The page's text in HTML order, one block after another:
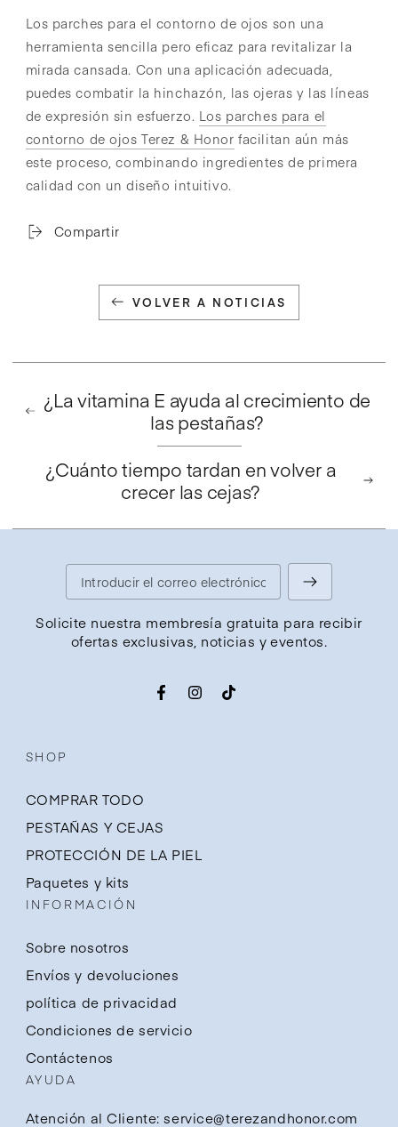
Los parches para el contorno de ojos son una
herramienta sencilla pero eficaz para revitalizar la
mirada cansada. Con una aplicación adecuada,
puedes combatir la hinchazón, las ojeras y las líneas
de expresión sin esfuerzo. Los parches para el
contorno de ojos Terez & Honor facilitan aún más
este proceso, combinando ingredientes de primera
calidad con un diseño intuitivo.
Compartir
VOLVER A NOTICIAS
¿La vitamina E ayuda al crecimiento de
las pestañas?
¿Cuánto tiempo tardan en volver a
crecer las cejas?
SHOP
COMPRAR TODO
PESTAÑAS Y CEJAS
PROTECCIÓN DE LA PIEL
Paquetes y kits
INFORMACIÓN
Sobre nosotros
Envíos y devoluciones
política de privacidad
Condiciones de servicio
Contáctenos
AYUDA
Atención al Cliente: service@terezandhonor.com
Introducir
el
correo
Solicite nuestra membresía gratuita para recibir
ofertas exclusivas, noticias y eventos.
FacebookInstagram
TikTok